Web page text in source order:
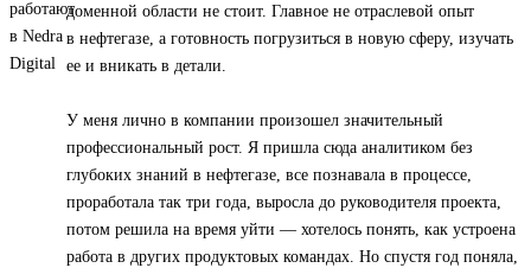
доменной области не стоит. Главное не отраслевой опыт
в нефтегазе, а готовность погрузиться в новую сферу, изучать
ее и вникать в детали.
У меня лично в компании произошел значительный
профессиональный рост. Я пришла сюда аналитиком без
глубоких знаний в нефтегазе, все познавала в процессе,
проработала так три года, выросла до руководителя проекта,
потом решила на время уйти — хотелось понять, как устроена
работа в других продуктовых командах. Но спустя год поняла,